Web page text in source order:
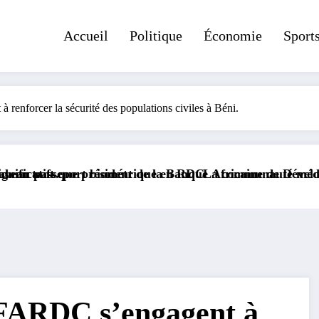
Accueil Politique Économie Sports
renforcer la sécurité des populations civiles à Béni.
de la Banque Africaine de Développement.
en RDCLa communauté médiatique congolaise
s’engagent à